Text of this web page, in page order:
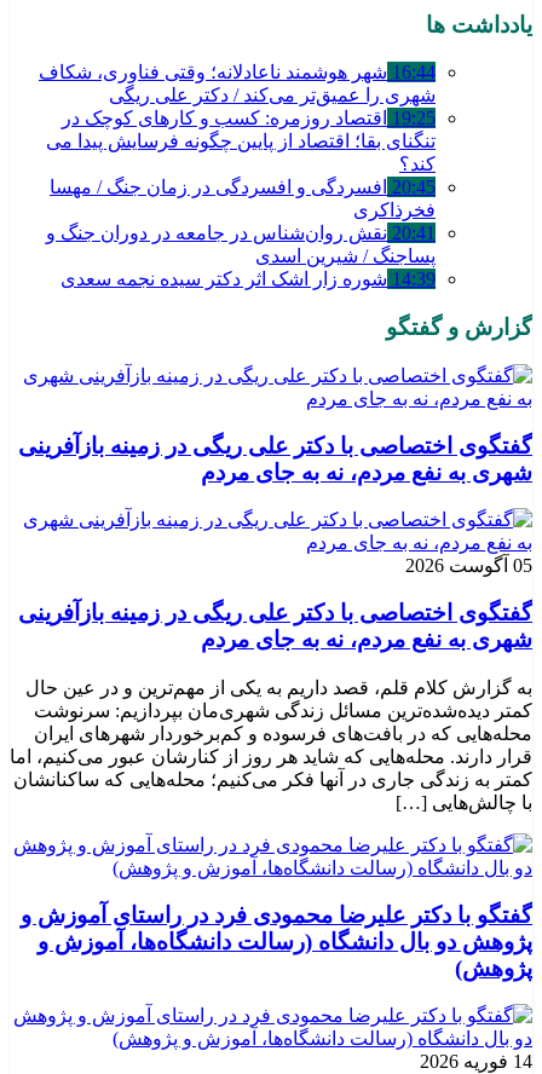
یادداشت ها
16:44 شهر هوشمند ناعادلانه؛ وقتی فناوری، شکاف
شهری را عمیق‌تر می‌کند / دکتر علی ریگی
19:25 اقتصاد روزمره: کسب‌ و کارهای کوچک در
تنگنای بقا؛ اقتصاد از پایین چگونه فرسایش پیدا می
کند؟
20:45 افسردگی و افسردگی در زمان جنگ / مهسا
فخرذاکری
20:41 نقش روان‌شناس در جامعه در دوران جنگ و
پساجنگ / شیرین اسدی
14:39 شوره زار اشک اثر دکتر سیده نجمه سعدی
گزارش و گفتگو
گفتگوی اختصاصی با دکتر علی ریگی در زمینه بازآفرینی
شهری به نفع مردم، نه به جای مردم
05 آگوست 2026
گفتگوی اختصاصی با دکتر علی ریگی در زمینه بازآفرینی
شهری به نفع مردم، نه به جای مردم
به گزارش کلام قلم، قصد داریم به یکی از مهم‌ترین و در عین حال
کمتر دیده‌شده‌ترین مسائل زندگی شهری‌مان بپردازیم: سرنوشت
محله‌هایی که در بافت‌های فرسوده و کم‌برخوردار شهرهای ایران
قرار دارند. محله‌هایی که شاید هر روز از کنارشان عبور می‌کنیم، اما
کمتر به زندگی جاری در آنها فکر می‌کنیم؛ محله‌هایی که ساکنانشان
با چالش‌هایی […]
گفتگو با دکتر علیرضا محمودی فرد در راستای آموزش و
پژوهش دو بال دانشگاه (رسالت دانشگاه‌ها، آموزش و
پژوهش)
14 فوریه 2026